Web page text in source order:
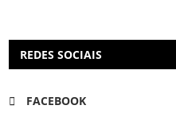
REDES SOCIAIS
FACEBOOK